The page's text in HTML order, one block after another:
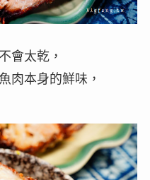
會太乾，
肉本身的鮮味，